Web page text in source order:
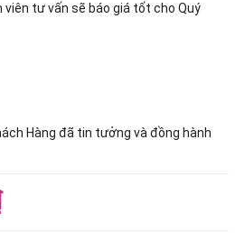
tư vấn sẽ báo giá tốt cho Quý
Hàng đã tin tưởng và đồng hành